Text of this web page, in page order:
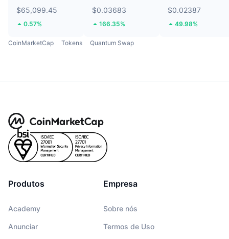
$65,099.45
0.57%
$0.03683
166.35%
$0.02387
49.98%
CoinMarketCap Tokens Quantum Swap
Produtos
Academy
Anunciar
Empresa
Sobre nós
Termos de Uso